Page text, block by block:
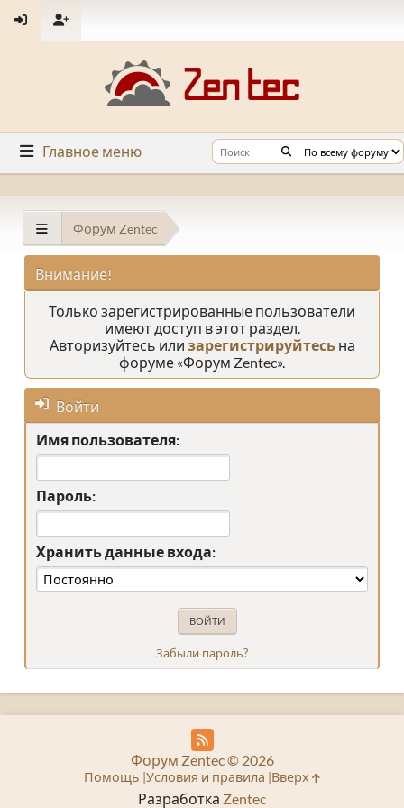
Главное меню
Форум Zentec
Внимание!
Только зарегистрированные пользователи
имеют доступ в этот раздел.
Авторизуйтесь или зарегистрируйтесьна
форуме «Форум Zentec».
Войти
Имя пользователя:
Пароль:
Хранить данные входа:
Забыли пароль?
Разработка Zentec
Форум Zentec © 2026
Помощь Условия и правила Вверх